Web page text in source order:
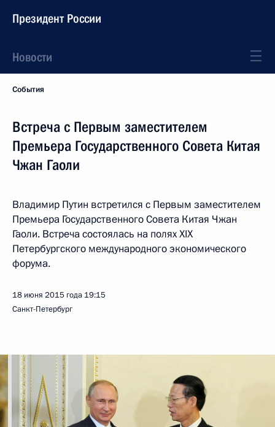
Президент России
Новости
События
Встреча с Первым заместителем
Премьера Государственного Совета Китая
Чжан Гаоли
Владимир Путин встретился с Первым заместителем
Премьера Государственного Совета Китая Чжан
Гаоли. Встреча состоялась на полях XIX
Петербургского международного экономического
форума.
18 июня 2015 года 19:15
Санкт-Петербург